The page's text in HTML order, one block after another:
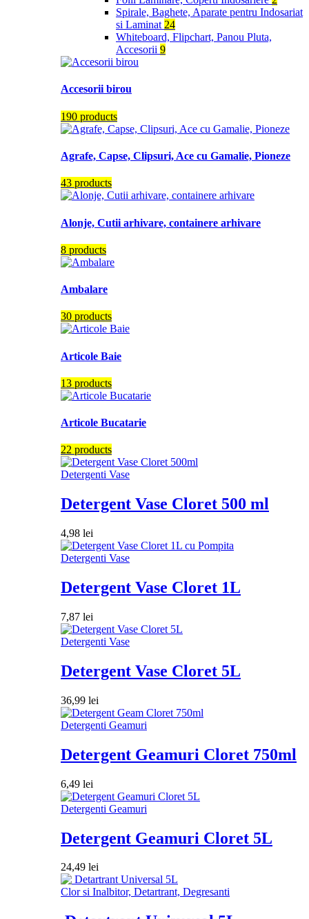
Spirale, Baghete, Aparate pentru Indosariat
si Laminat 24
Whiteboard, Flipchart, Panou Pluta,
Accesorii 9
Accesorii birou
190 products
Agrafe, Capse, Clipsuri, Ace cu Gamalie, Pioneze
43 products
Alonje, Cutii arhivare, containere arhivare
8 products
Ambalare
30 products
Articole Baie
13 products
Articole Bucatarie
22 products
Detergenti Vase
Detergent Vase Cloret 500 ml
4,98 lei
Detergenti Vase
Detergent Vase Cloret 1L
7,87 lei
Detergenti Vase
Detergent Vase Cloret 5L
36,99 lei
Detergenti Geamuri
Detergent Geamuri Cloret 750ml
6,49 lei
Detergenti Geamuri
Detergent Geamuri Cloret 5L
24,49 lei
Clor si Inalbitor, Detartrant, Degresanti